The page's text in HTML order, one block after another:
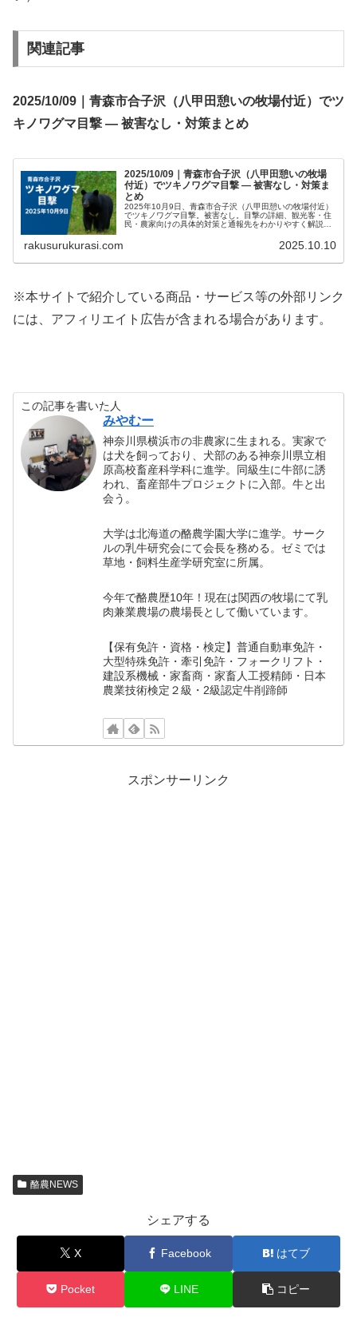
関連記事
2025/10/09｜青森市合子沢（八甲田憩いの牧場付近）でツ
キノワグマ目撃 — 被害なし・対策まとめ
2025/10/09｜青森市合子沢（八甲田憩いの牧場
付近）でツキノワグマ目撃 — 被害なし・対策ま
とめ
2025年10月9日、青森市合子沢（八甲田憩いの牧場付近）
でツキノワグマ目撃。被害なし。目撃の詳細、観光客・住
民・農家向けの具体的対策と通報先をわかりやすく解説し
rakusurukurasi.com 2025.10.10
※本サイトで紹介している商品・サービス等の外部リンク
には、アフィリエイト広告が含まれる場合があります。
この記事を書いた人
みやむー
神奈川県横浜市の非農家に生まれる。実家で
は犬を飼っており、犬部のある神奈川県立相
原高校畜産科学科に進学。同級生に牛部に誘
われ、畜産部牛プロジェクトに入部。牛と出
会う。
大学は北海道の酪農学園大学に進学。サーク
ルの乳牛研究会にて会長を務める。ゼミでは
草地・飼料生産学研究室に所属。
今年で酪農歴10年！現在は関西の牧場にて乳
肉兼業農場の農場長として働いています。
【保有免許・資格・検定】普通自動車免許・
大型特殊免許・牽引免許・フォークリフト・
建設系機械・家畜商・家畜人工授精師・日本
農業技術検定２級・2級認定牛削蹄師
スポンサーリンク
酪農NEWS
シェアする
X Facebook はてブ
Pocket LINE コピー